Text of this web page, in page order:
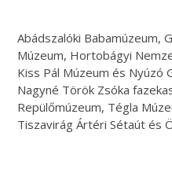
Abádszalóki Babamúzeum,
Múzeum, Hortobágyi
Kiss Pál Múzeum és Nyúzó
Nagyné Török Zsóka
Repülőmúzeum, Tégla
Tiszavirág Ártéri Sétaút és